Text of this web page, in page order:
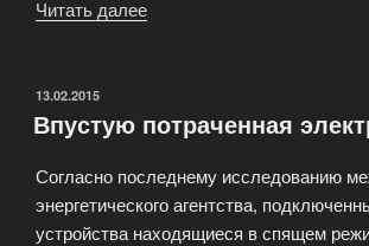
Читать далее
ОПУБЛИКОВАНО
13.02.2015
Впустую потраченная
Согласно последнему исследованию
энергетического агентства,
устройства находящиеся в спящем